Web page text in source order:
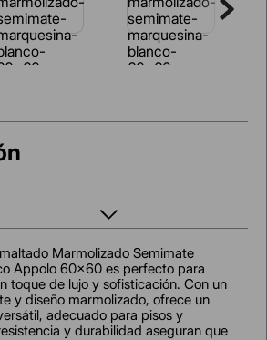
Marmolizado Semimate
Appolo 60x60 es perfecto para
toque de lujo y sofisticación. Con un
y diseño marmolizado, ofrece un
adecuado para pisos y
y durabilidad aseguran que